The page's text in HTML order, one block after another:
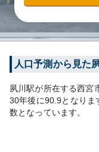
人口予測から見た
夙川駅が所在する西宮
30年後に90.9となりま
数となっています。